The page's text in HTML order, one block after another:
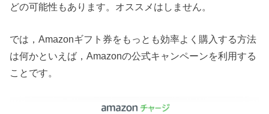
どの可能性もあります。オススメはしません。
では，Amazonギフト券をもっとも効率よく購入する方法
は何かといえば，Amazonの公式キャンペーンを利用する
ことです。